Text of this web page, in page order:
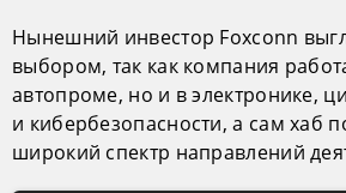
Нынешний инвестор Foxconn
выбором, так как компания
автопроме, но и в электронике,
и кибербезопасности, а сам хаб
широкий спектр направлений